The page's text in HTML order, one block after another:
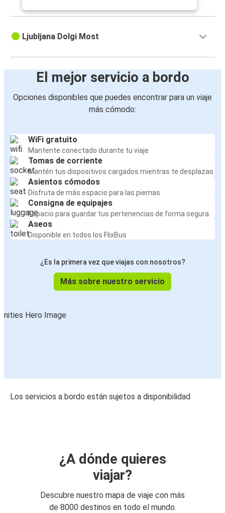
Ljubljana Dolgi Most
El mejor servicio a bordo
Opciones disponibles que puedes encontrar para un viaje
más cómodo:
WiFi gratuito
Mantente conectado durante tu viaje
Tomas de corriente
Mantén tus dispositivos cargados mientras te desplazas
Asientos cómodos
Disfruta de más espacio para las piernas
Consigna de equipajes
Espacio para guardar tus pertenencias de forma segura
Aseos
Disponible en todos los FlixBus
¿Es la primera vez que viajas con nosotros?
Más sobre nuestro servicio
Los servicios a bordo están sujetos a disponibilidad
¿A dónde quieres
viajar?
Descubre nuestro mapa de viaje con más
de 8000 destinos en todo el mundo.